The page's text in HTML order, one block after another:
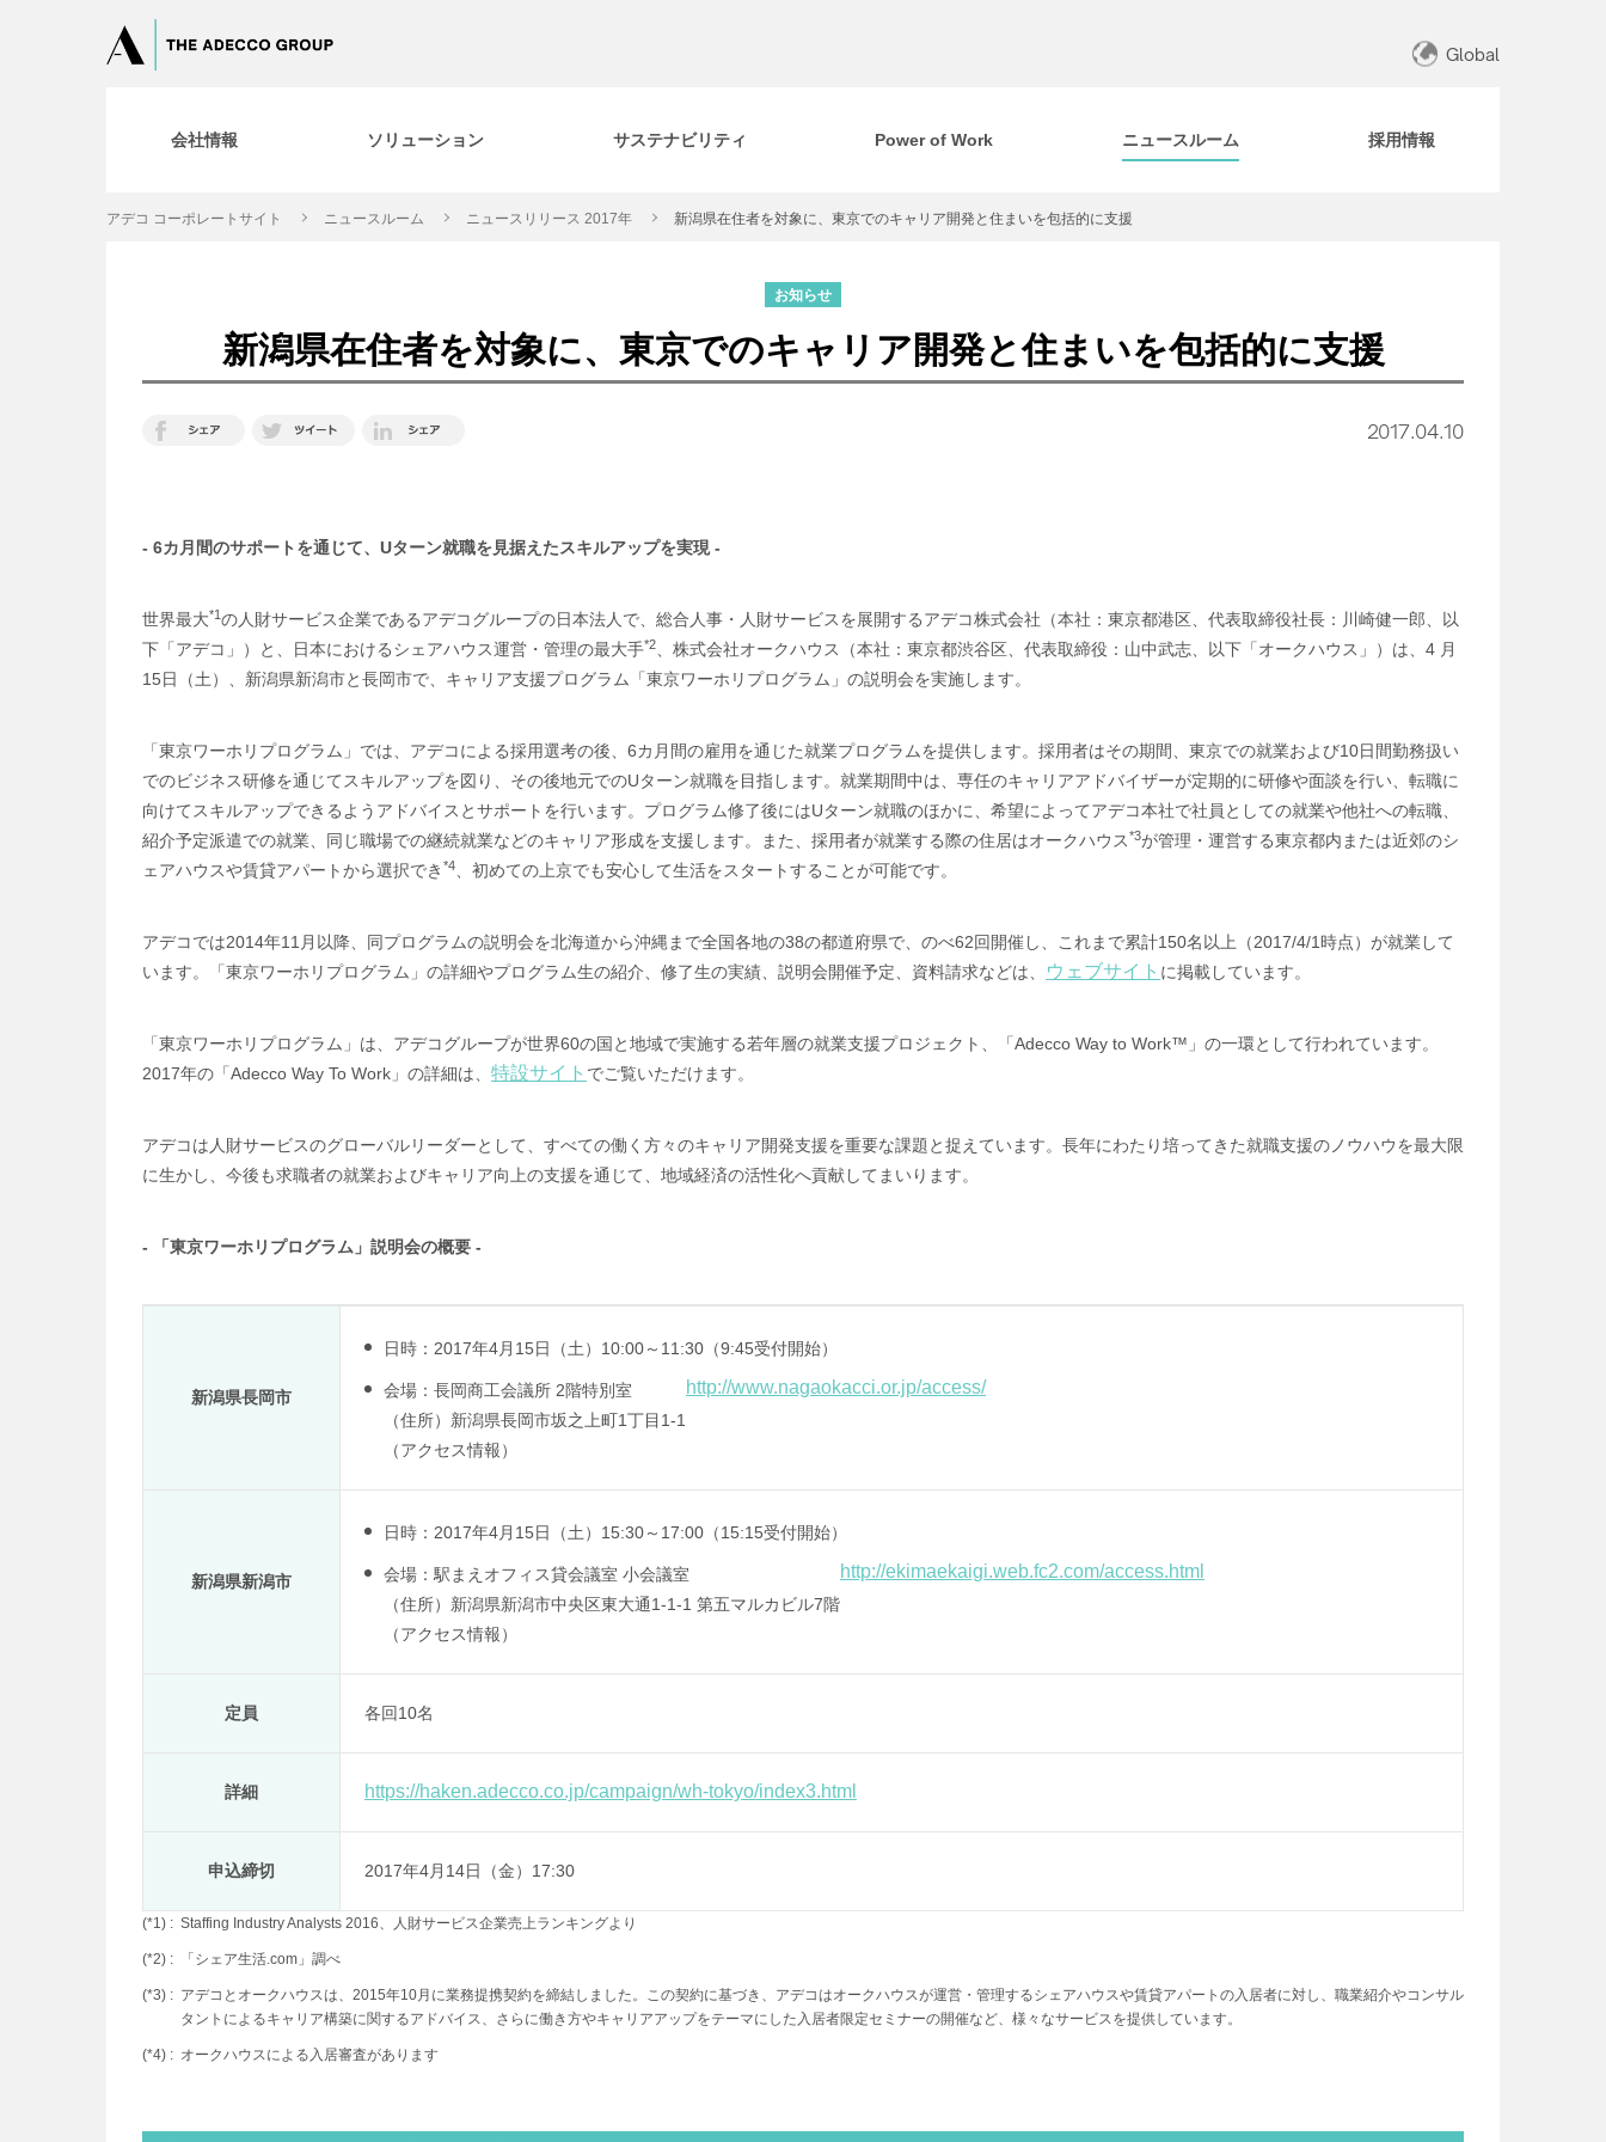
Global
会社情報 ソリューション サステナビリティ Power of Work ニュースルーム 採用情報
アデコ コーポレートサイト ニュースルーム ニュースリリース 2017年 新潟県在住者を対象に、東京でのキャリア開発と住まいを包括的に支援
お知らせ
新潟県在住者を対象に、東京でのキャリア開発と住まいを包括的に支援
2017.04.10
- 6カ月間のサポートを通じて、Uターン就職を見据えたスキルアップを実現 -
世界最大*1の人財サービス企業であるアデコグループの日本法人で、総合人事・人財サービスを展開するアデコ株式会社（本社：東京都港区、代表取締役社長：川崎健一郎、以
下「アデコ」）と、日本におけるシェアハウス運営・管理の最大手*2
、株式会社オークハウス（本社：東京都渋谷区、代表取締役：山中武志、以下「オークハウス」）は、4 月
15日（土）、新潟県新潟市と長岡市で、キャリア支援プログラム「東京ワーホリプログラム」の説明会を実施します。
「東京ワーホリプログラム」では、アデコによる採用選考の後、6カ月間の雇用を通じた就業プログラムを提供します。採用者はその期間、東京での就業および10日間勤務扱い
でのビジネス研修を通じてスキルアップを図り、その後地元でのUターン就職を目指します。就業期間中は、専任のキャリアアドバイザーが定期的に研修や面談を行い、転職に
向けてスキルアップできるようアドバイスとサポートを行います。プログラム修了後にはUターン就職のほかに、希望によってアデコ本社で社員としての就業や他社への転職、
紹介予定派遣での就業、同じ職場での継続就業などのキャリア形成を支援します。また、採用者が就業する際の住居はオークハウス*3が管理・運営する東京都内または近郊のシ
ェアハウスや賃貸アパートから選択でき *4 、初めての上京でも安心して生活をスタートすることが可能です。
アデコでは2014年11月以降、同プログラムの説明会を北海道から沖縄まで全国各地の38の都道府県で、のべ62回開催し、これまで累計150名以上（2017/4/1時点）が就業して
います。「東京ワーホリプログラム」の詳細やプログラム生の紹介、修了生の実績、説明会開催予定、資料請求などは、
ウェブサイト に掲載しています。
「東京ワーホリプログラム」は、アデコグループが世界60の国と地域で実施する若年層の就業支援プロジェクト、「Adecco Way to Work™」の一環として行われています。
2017年の「Adecco Way To Work」の詳細は、 特設サイト でご覧いただけます。
アデコは人財サービスのグローバルリーダーとして、すべての働く方々のキャリア開発支援を重要な課題と捉えています。長年にわたり培ってきた就職支援のノウハウを最大限
に生かし、今後も求職者の就業およびキャリア向上の支援を通じて、地域経済の活性化へ貢献してまいります。
- 「東京ワーホリプログラム」説明会の概要 -
新潟県長岡市
日時：2017年4月15日（土）10:00～11:30（9:45受付開始）
会場：長岡商工会議所 2階特別室
（住所）新潟県長岡市坂之上町1丁目1-1
（アクセス情報）
http://www.nagaokacci.or.jp/access/
新潟県新潟市
日時：2017年4月15日（土）15:30～17:00（15:15受付開始）
会場：駅まえオフィス貸会議室 小会議室
（住所）新潟県新潟市中央区東大通1-1-1 第五マルカビル7階
（アクセス情報）
http://ekimaekaigi.web.fc2.com/access.html
定員 各回10名
詳細 https://haken.adecco.co.jp/campaign/wh-tokyo/index3.html
申込締切 2017年4月14日（金）17:30
(*1) : Staffing Industry Analysts 2016、人財サービス企業売上ランキングより
(*2) : 「シェア生活.com」調べ
(*3) : アデコとオークハウスは、2015年10月に業務提携契約を締結しました。この契約に基づき、アデコはオークハウスが運営・管理するシェアハウスや賃貸アパートの入居者に対し、職業紹介やコンサル
タントによるキャリア構築に関するアドバイス、さらに働き方やキャリアアップをテーマにした入居者限定セミナーの開催など、様々なサービスを提供しています。
(*4) : オークハウスによる入居審査があります